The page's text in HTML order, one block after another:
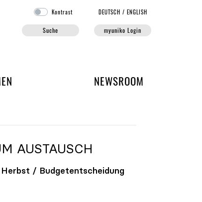
Kontrast DEUTSCH /ENGLISH
Suche myuniko Login
UNIKO NEWSROOM
AUSTAUSCH
/ Budgetentscheidung